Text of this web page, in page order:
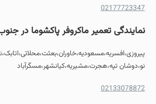
02177723347
نمایندگی تعمیر ماکروفر پاکشوما در
نو،دوشان تپه،هجرت،مشیریه،کیانشهر،مسگرآباد
02133078872